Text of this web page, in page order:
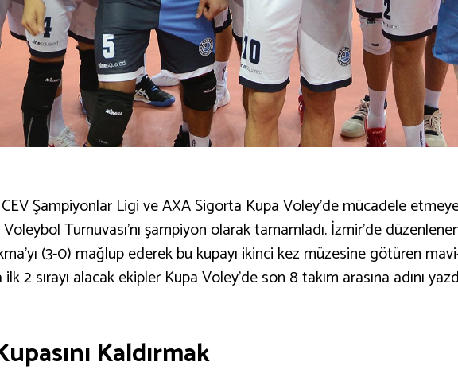
Şampiyonlar Ligi ve AXA Sigorta Kupa Voley’de mücadele
Turnuvası’nı şampiyon olarak tamamladı. İzmir’de
(3-0) mağlup ederek bu kupayı ikinci kez müzesine götüren
2 sırayı alacak ekipler Kupa Voley’de son 8 takım arasına adını
Kaldırmak